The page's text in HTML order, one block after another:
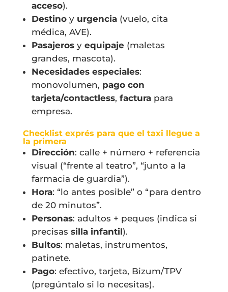
acceso).
Destinoy urgencia(vuelo, cita
médica, AVE).
Pasajerosy equipaje(maletas
grandes, mascota).
Necesidades especiales:
monovolumen, pago con
tarjeta/contactless, facturapara
empresa.
Checklist exprés para que el taxi llegue a
la primera
Dirección: calle + número + referencia
visual (“frente al teatro”, “junto a la
farmacia de guardia”).
Hora: “lo antes posible” o “para dentro
de 20 minutos”.
Personas: adultos + peques (indica si
precisas silla infantil).
Bultos: maletas, instrumentos,
patinete.
Pago: efectivo, tarjeta, Bizum/TPV
(pregúntalo si lo necesitas).